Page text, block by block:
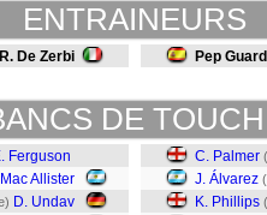
ENTRAINEURS
R. De Zerbi Pep
DE
Ferguson
Allister
D. Undav
C. Palmer
J. Álvarez
K. Phillips